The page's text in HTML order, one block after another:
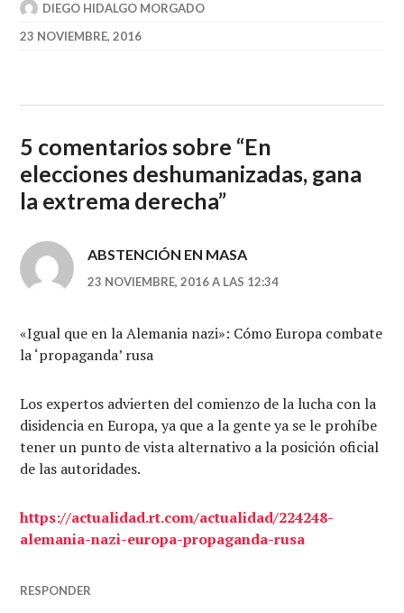
DIEGO HIDALGO MORGADO
23 NOVIEMBRE, 2016
5 comentarios sobre “En
elecciones deshumanizadas, gana
la extrema derecha”
ABSTENCIÓN EN MASA
23 NOVIEMBRE, 2016 A LAS 12:34
«Igual que en la Alemania nazi»: Cómo Europa combate
la ‘propaganda’ rusa
Los expertos advierten del comienzo de la lucha con la
disidencia en Europa, ya que a la gente ya se le prohíbe
tener un punto de vista alternativo a la posición oficial
de las autoridades.
https://actualidad.rt.com/actualidad/224248-
alemania-nazi-europa-propaganda-rusa
RESPONDER